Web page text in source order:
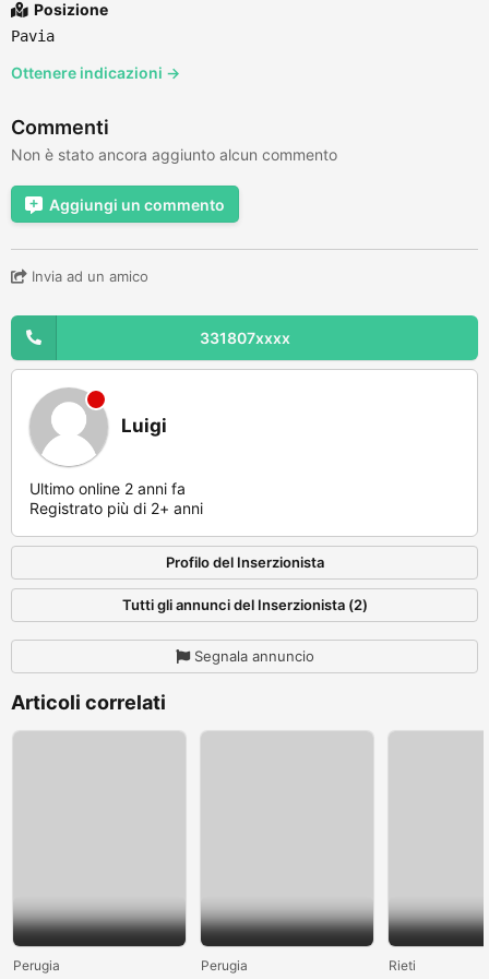
Posizione
Pavia
Ottenere indicazioni →
Commenti
Non è stato ancora aggiunto alcun commento
Aggiungi un commento
Invia ad un amico
331807xxxx
Luigi
Ultimo online 2 anni fa
Registrato più di 2+ anni
Profilo del Inserzionista
Tutti gli annunci del Inserzionista (2)
Segnala annuncio
Articoli correlati
Perugia Perugia Rieti